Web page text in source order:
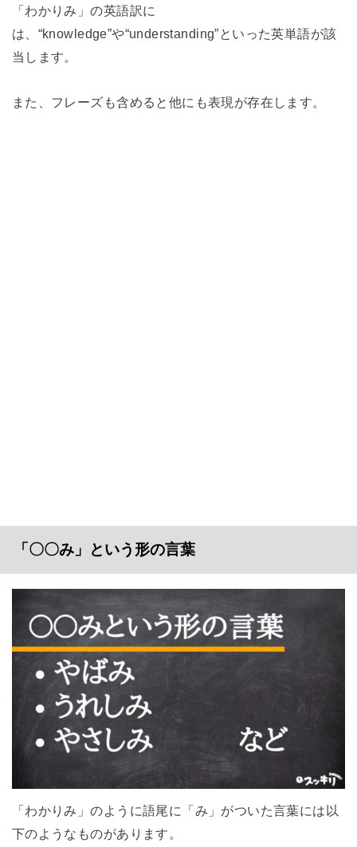
「わかりみ」の英語訳に
は、“knowledge”や“understanding”といった英単語が該
当します。
また、フレーズも含めると他にも表現が存在します。
「〇〇み」という形の言葉
「わかりみ」のように語尾に「み」がついた言葉には以
下のようなものがあります。